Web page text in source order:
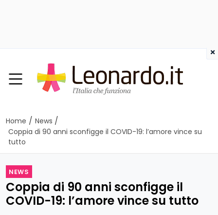
Home / News /
Coppia di 90 anni sconfigge il COVID-19: l’amore vince su
tutto
NEWS
Coppia di 90 anni sconfigge il
COVID-19: l’amore vince su tutto
×